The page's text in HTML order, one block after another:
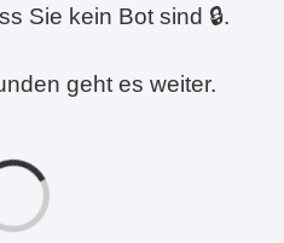
Sie kein Bot sind 🔒.
geht es weiter.